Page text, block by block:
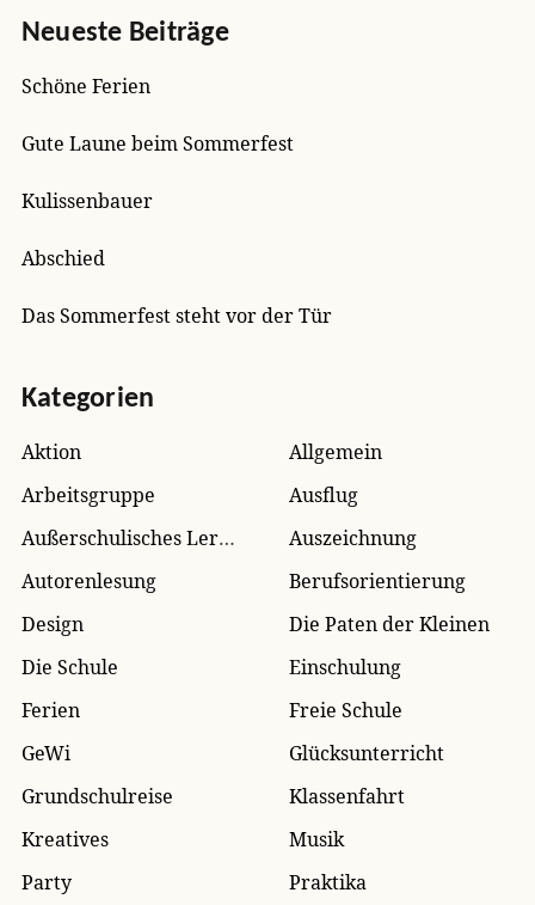
Neueste Beiträge
Schöne Ferien
Gute Laune beim Sommerfest
Kulissenbauer
Abschied
Das Sommerfest steht vor der Tür
Kategorien
Aktion
Allgemein
Arbeitsgruppe
Ausflug
Außerschulisches Lernen
Auszeichnung
Autorenlesung
Berufsorientierung
Design
Die Paten der Kleinen
Die Schule
Einschulung
Ferien
Freie Schule
GeWi
Glücksunterricht
Grundschulreise
Klassenfahrt
Kreatives
Musik
Party
Praktika